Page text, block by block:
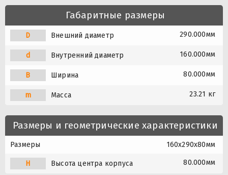
Габаритные размеры
D Внешний диаметр 290.000мм
d Внутренний диаметр 160.000мм
B Ширина 80.000мм
m Масса 23.21 кг
Размеры и геометрические характеристики
Размеры 160x290x80мм
H Высота центра корпуса 80.000мм